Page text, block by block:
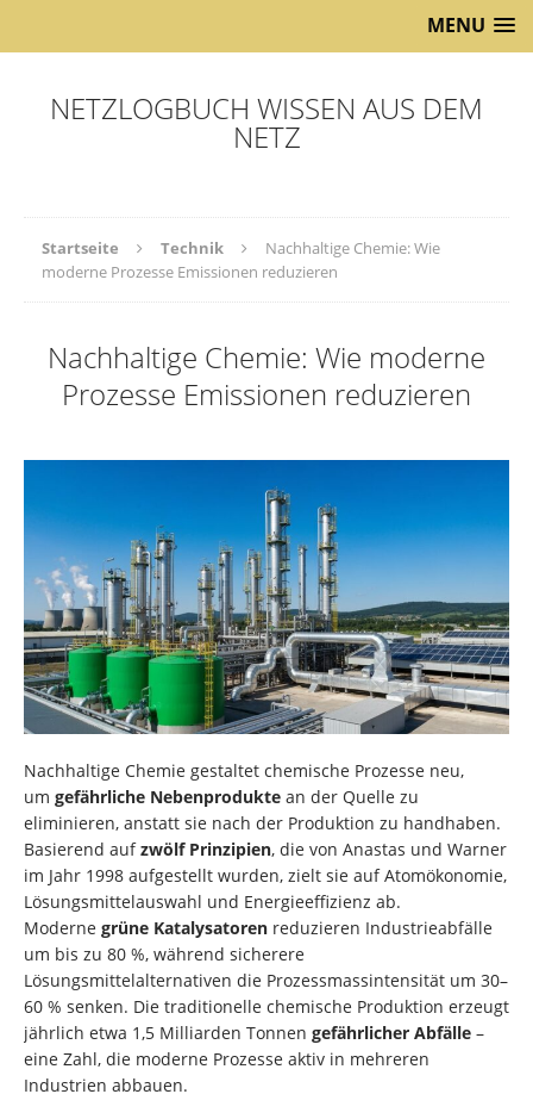
MENU
NETZLOGBUCH WISSEN AUS DEM
NETZ
Startseite Technik
Nachhaltige Chemie: Wie
moderne Prozesse Emissionen reduzieren
Nachhaltige Chemie: Wie moderne
Prozesse Emissionen reduzieren
Nachhaltige Chemie gestaltet chemische Prozesse neu,
um gefährliche Nebenprodukte an der Quelle zu
eliminieren, anstatt sie nach der Produktion zu handhaben.
Basierend aufzwölf Prinzipien, die von Anastas und Warner
im Jahr 1998 aufgestellt wurden, zielt sie auf Atomökonomie,
Lösungsmittelauswahl und Energieeffizienz ab.
Moderne grüne Katalysatoren reduzieren Industrieabfälle
um bis zu 80 %, während sicherere
Lösungsmittelalternativen die Prozessmassintensität um 30–
60 % senken. Die traditionelle chemische Produktion erzeugt
jährlich etwa 1,5 Milliarden Tonnen gefährlicher Abfälle –
eine Zahl, die moderne Prozesse aktiv in mehreren
Industrien abbauen.